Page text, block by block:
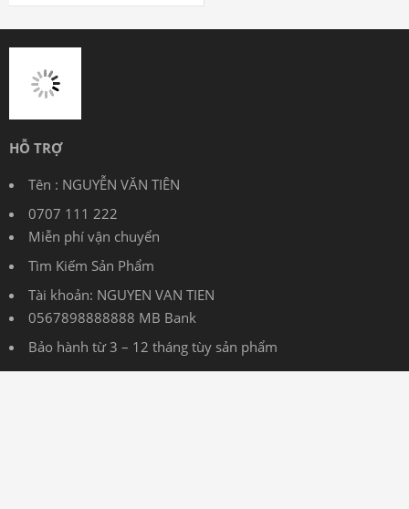
HỖ TRỢ
Tên : NGUYỄN VĂN TIÊN
0707 111 222
Miễn phí vận chuyển
Tìm Kiếm Sản Phẩm
Tài khoản: NGUYEN VAN TIEN
0567898888888 MB Bank
Bảo hành từ 3 – 12 tháng tùy sản phẩm